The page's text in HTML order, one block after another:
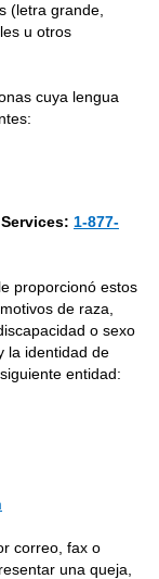
(letra grande,
u otros
cuya lengua
1-877-
proporcionó estos
de raza,
o sexo
la identidad de
entidad:
correo, fax o
una queja,